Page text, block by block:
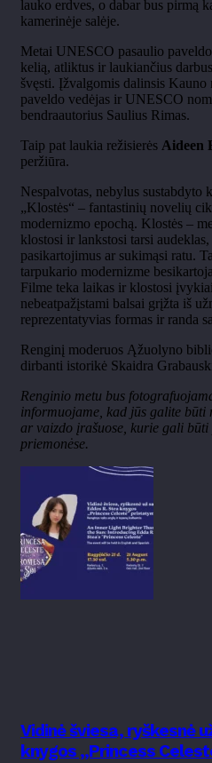
lauko erdves, o dabar bus pirmą
kamerinėje salėje.
Metai UNESCO pasaulio
kelią, atliktus ir laukiančius
švęsti. Įžvalgomis dalinsis
paveldo vedėjas ir UNESCO
bendraautorius Saulius Rimas.
Taip pat laukia režisierės Aideen
peržiūra.
Nespalvotas, nebylus sustabdyto
„Klostės“ – fantastinių novelių
modernizmo epochą. Klostės –
klostosi ir lankstosi tarsi
pasikartojimus ar sukimąsi ratu.
tarpukario modernizme
Filme teka laikas ir klostosi
nebeatpažįstami balsai grįžta iš
reprezentatyvias formas ir randa
Renginį moderuos Ąžuolyno
dirbanti istorikė Skaidra
Renginio metu bus
informuojame, kad jūs galite būti
ar vaizdo įrašuose, kurie gali
priemonėse.
Vidinė šviesa, ryškesnė
knygos „Princess